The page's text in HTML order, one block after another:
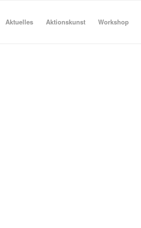
Aktuelles Aktionskunst Workshop